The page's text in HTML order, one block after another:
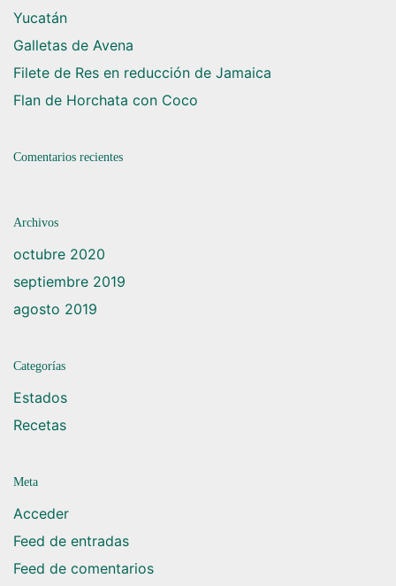
Yucatán
Galletas de Avena
Filete de Res en reducción de Jamaica
Flan de Horchata con Coco
Comentarios recientes
Archivos
octubre 2020
septiembre 2019
agosto 2019
Categorías
Estados
Recetas
Meta
Acceder
Feed de entradas
Feed de comentarios